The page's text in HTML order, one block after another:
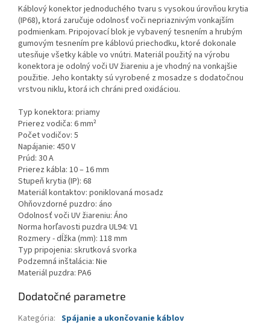
Káblový konektor jednoduchého tvaru s vysokou úrovňou krytia
(IP68), ktorá zaručuje odolnosť voči nepriaznivým vonkajším
podmienkam. Pripojovací blok je vybavený tesnením a hrubým
gumovým tesnením pre káblovú priechodku, ktoré dokonale
utesňuje všetky káble vo vnútri. Materiál použitý na výrobu
konektora je odolný voči UV žiareniu a je vhodný na vonkajšie
použitie. Jeho kontakty sú vyrobené z mosadze s dodatočnou
vrstvou niklu, ktorá ich chráni pred oxidáciou.
Typ konektora: priamy
Prierez vodiča: 6 mm²
Počet vodičov: 5
Napájanie: 450 V
Prúd: 30 A
Prierez kábla: 10 – 16 mm
Stupeň krytia (IP): 68
Materiál kontaktov: poniklovaná mosadz
Ohňovzdorné puzdro: áno
Odolnosť voči UV žiareniu: Áno
Norma horľavosti puzdra UL94: V1
Rozmery - dĺžka (mm): 118 mm
Typ pripojenia: skrutková svorka
Podzemná inštalácia: Nie
Materiál puzdra: PA6
Dodatočné parametre
Kategória: Spájanie a ukončovanie káblov